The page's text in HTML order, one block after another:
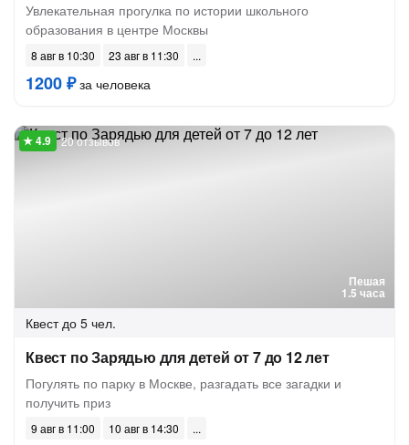
Увлекательная прогулка по истории школьного
образования в центре Москвы
8 авг в 10:30 23 авг в 11:30
1200 ₽за человека
Пешая
1.5 часа
20 отзывов
Квест до 5 чел.
Квест по Зарядью для детей от 7 до 12 лет
Погулять по парку в Москве, разгадать все загадки и
получить приз
9 авг в 11:00
10 авг в 14:30